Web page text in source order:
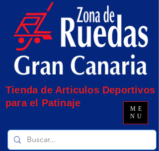
Tienda de Articulos Deportivos
para el Patinaje
ME
NU